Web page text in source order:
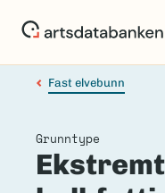
Fast elvebunn
Grunntype